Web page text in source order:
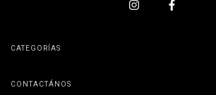
CATEGORÍAS
CONTACTÁNOS